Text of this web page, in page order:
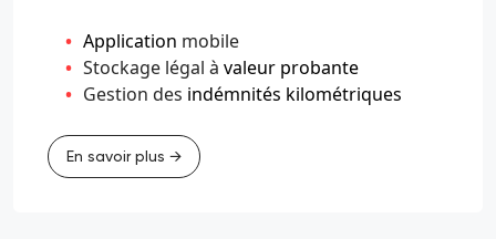
Application mobile
Stockage légal à valeur probante
Gestion des indémnités kilométriques
En savoir plus →